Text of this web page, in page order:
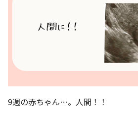
9週の赤ちゃん…。人間！！